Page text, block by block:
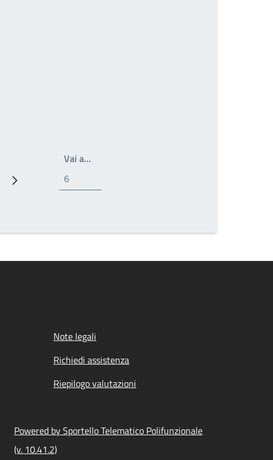
Prossima pagina
Vai a…Write the page number you want to go to
Note legali
Richiedi assistenza
Riepilogo valutazioni
Powered by Sportello Telematico Polifunzionale
(v. 10.41.2)